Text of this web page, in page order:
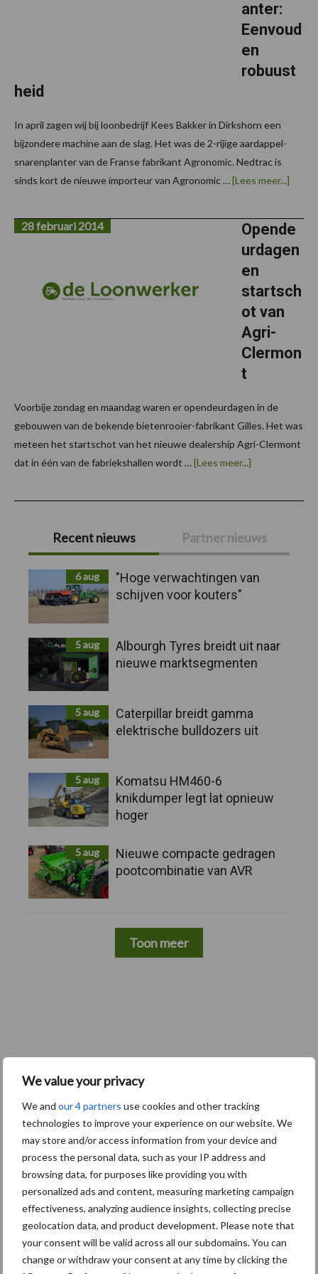
We value your privacy
We and our 4 partners use cookies and other tracking
technologies to improve your experience on our website. We
may store and/or access information from your device and
process the personal data, such as your IP address and
browsing data, for purposes like providing you with
personalized ads and content, measuring marketing campaign
effectiveness, analyzing audience insights, collecting precise
geolocation data, and product development. Please note that
your consent will be valid across all our subdomains. You can
change or withdraw your consent at any time by clicking the
anter:
Eenvoud
en
robuust
heid
In april zagen wij bij loonbedrijf Kees Bakker in Dirkshorn een
bijzondere machine aan de slag. Het was de 2-rijige aardappel-
snarenplanter van de Franse fabrikant Agronomic. Nedtrac is
sinds kort de nieuwe importeur van Agronomic …[Lees meer...]
en
Opende
urdagen
en
startsch
ot van
Agri-
Clermon
t
28 februari 2014
Voorbije zondag en maandag waren er opendeurdagen in de
gebouwen van de bekende bietenrooier-fabrikant Gilles. Het was
meteen het startschot van het nieuwe dealership Agri-Clermont
dat in één van de fabriekshallen wordt …[Lees meer...]
Primaire
Sidebar
Recent nieuws Partner nieuws
6 aug
"Hoge verwachtingen van
schijven voor kouters"
5 aug
Albourgh Tyres breidt uit naar
nieuwe marktsegmenten
5 aug
Caterpillar breidt gamma
elektrische bulldozers uit
5 aug
Komatsu HM460-6
knikdumper legt lat opnieuw
hoger
5 aug
Nieuwe compacte gedragen
pootcombinatie van AVR
Toon meer
Zoeken...
Zoek
Recente berichten
“Hoge verwachtingen van schijven voor kouters”
Albourgh Tyres breidt uit naar nieuwe marktsegmenten